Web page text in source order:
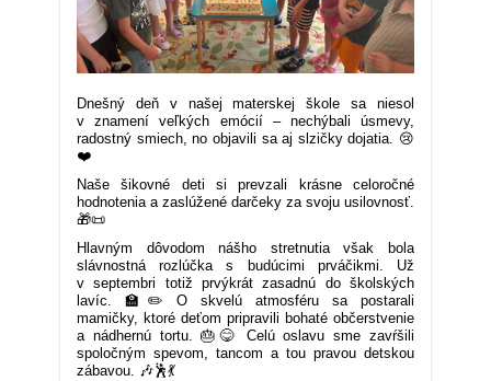
Dnešný deň v našej materskej škole sa niesol
v znamení veľkých emócií – nechýbali úsmevy,
radostný smiech, no objavili sa aj slzičky dojatia. 😢
❤️
Naše šikovné deti si prevzali krásne celoročné
hodnotenia a zaslúžené darčeky za svoju usilovnosť.
🎁📜
Hlavným dôvodom nášho stretnutia však bola
slávnostná rozlúčka s budúcimi prváčikmi. Už
v septembri totiž prvýkrát zasadnú do školských
lavíc. 🏫✏️ O skvelú atmosféru sa postarali
mamičky, ktoré deťom pripravili bohaté občerstvenie
a nádhernú tortu. 🎂😋 Celú oslavu sme zavŕšili
spoločným spevom, tancom a tou pravou detskou
zábavou. 🎶🕺💃